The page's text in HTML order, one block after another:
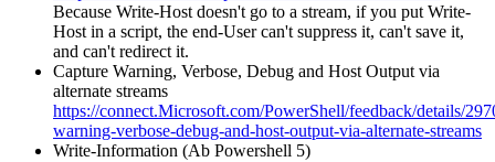
Because Write-Host doesn't go to a stream, if you put Write-
Host in a script, the end-User can't suppress it, can't save it,
and can't redirect it.
Capture Warning, Verbose, Debug and Host Output via
alternate streams
https://connect.Microsoft.com/PowerShell/feedback/details/
warning-verbose-debug-and-host-output-via-alternate-streams
Write-Information (Ab Powershell 5)